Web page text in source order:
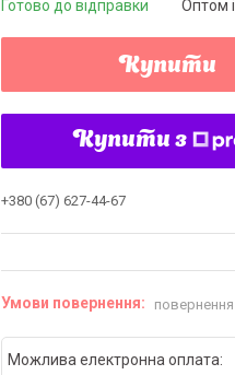
Готово до відправки Оптом
Купити
Купити з
+380 (67) 627-44-67